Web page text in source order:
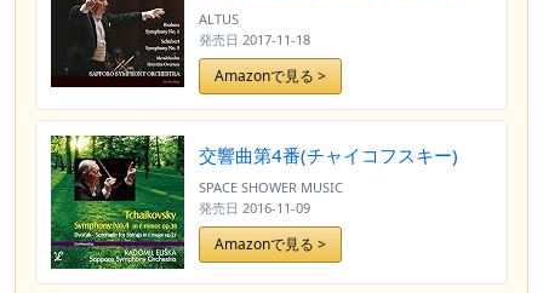
ゾーン : 序曲 「フィンガルの洞窟」
(Brahms : Symphony No.1 |
Schubert : Symphony No.5 |
Mendelssohn : Hebrides Overture
Symphony Orchestra) [2CD] [Live
Recording] [日本語帯・解説付]
ALTUS
発売日 2017-11-18
Amazonで見る >
交響曲第4番(チャイコフスキー)
SPACE SHOWER MUSIC
発売日 2016-11-09
Amazonで見る >